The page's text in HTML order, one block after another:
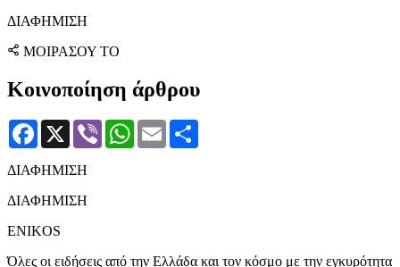
ΔΙΑΦΗΜΙΣΗ
ΜΟΙΡΑΣΟΥ ΤΟ
Κοινοποίηση άρθρου
Facebook
X Viber WhatsApp
Email
ΔΙΑΦΗΜΙΣΗ
ΔΙΑΦΗΜΙΣΗ
ENIKOS
Όλες οι ειδήσεις από την Ελλάδα και τον κόσμο με την εγκυρότητα